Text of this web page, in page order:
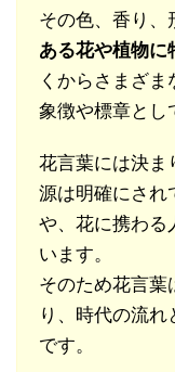
その色、香り、
ある花や植物に
くからさまざ
象徴や標章とし
花言葉には決ま
源は明確にされ
や、花に携わる
います。
そのため花言葉
り、時代の流れ
です。